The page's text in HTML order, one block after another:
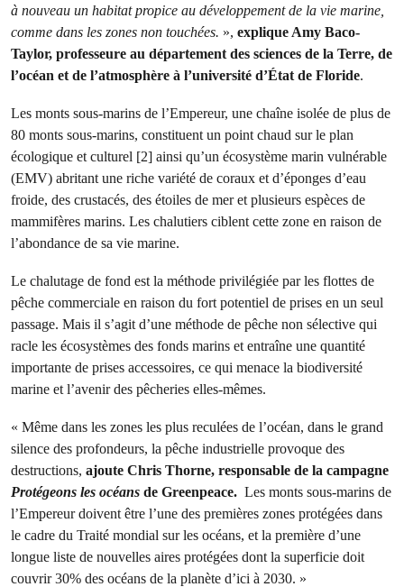
à nouveau un habitat propice au développement de la vie marine,
comme dans les zones non touchées. », explique Amy Baco-
Taylor, professeure au département des sciences de la Terre, de
l’océan et de l’atmosphère à l’université d’État de Floride.
Les monts sous-marins de l’Empereur, une chaîne isolée de plus de
80 monts sous-marins, constituent un point chaud sur le plan
écologique et culturel [2] ainsi qu’un écosystème marin vulnérable
(EMV) abritant une riche variété de coraux et d’éponges d’eau
froide, des crustacés, des étoiles de mer et plusieurs espèces de
mammifères marins. Les chalutiers ciblent cette zone en raison de
l’abondance de sa vie marine.
Le chalutage de fond est la méthode privilégiée par les flottes de
pêche commerciale en raison du fort potentiel de prises en un seul
passage. Mais il s’agit d’une méthode de pêche non sélective qui
racle les écosystèmes des fonds marins et entraîne une quantité
importante de prises accessoires, ce qui menace la biodiversité
marine et l’avenir des pêcheries elles-mêmes.
« Même dans les zones les plus reculées de l’océan, dans le grand
silence des profondeurs, la pêche industrielle provoque des
destructions, ajoute Chris Thorne, responsable de la campagne
Protégeons les océans de Greenpeace. Les monts sous-marins de
l’Empereur doivent être l’une des premières zones protégées dans
le cadre du Traité mondial sur les océans, et la première d’une
longue liste de nouvelles aires protégées dont la superficie doit
couvrir 30% des océans de la planète d’ici à 2030. »